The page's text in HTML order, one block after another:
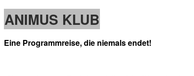
ANIMUS KLUB
Eine Programmreise, die niemals endet!